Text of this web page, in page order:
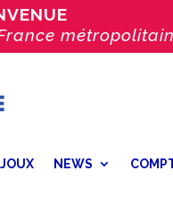
NEWS